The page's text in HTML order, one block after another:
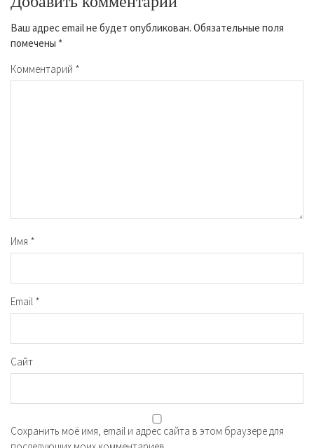
Ваш адрес email не будет опубликован. Обязательные поля
помечены *
Комментарий *
Имя *
Email *
Сайт
Сохранить моё имя, email и адрес сайта в этом браузере для